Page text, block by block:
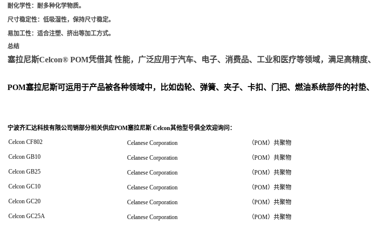
耐化学性：耐多种化学物质。
尺寸稳定性：低吸湿性，保持尺寸稳定。
易加工性：适合注塑、挤出等加工方式。
总结
塞拉尼斯Celcon® POM凭借其 性能，广泛应用于汽车、电子、消费品、工业和医疗等领域，满足高精度
POM塞拉尼斯可运用于产品被各种领域中，比如齿轮、弹簧、夹子、卡扣、门把、 燃油系统部件的衬垫
宁波齐汇达科技有限公司销部分相关供应POM塞拉尼斯 Celcon其他型号俱全欢迎询问 ：
Celcon CF802
Celanese Corporation
（POM）共聚物
Celcon GB10
Celanese Corporation
（POM）共聚物
Celcon GB25
Celanese Corporation
（POM）共聚物
Celcon GC10
Celanese Corporation
（POM）共聚物
Celcon GC20
Celanese Corporation
（POM）共聚物
Celcon GC25A
Celanese Corporation
（POM）共聚物